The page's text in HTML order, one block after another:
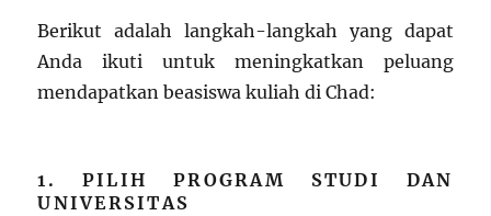
Berikut adalah langkah-langkah yang dapat
Anda ikuti untuk meningkatkan peluang
mendapatkan beasiswa kuliah di Chad:
1. PILIH PROGRAM STUDI DAN
UNIVERSITAS